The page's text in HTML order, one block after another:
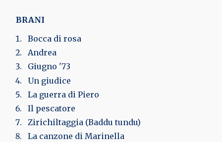
BRANI
Bocca di rosa
Andrea
Giugno '73
Un giudice
La guerra di Piero
Il pescatore
Zirichiltaggia (Baddu tundu)
La canzone di Marinella